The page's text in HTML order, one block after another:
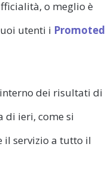
o meglio è
utenti i Promoted
dei risultati di
di ieri, come si
il servizio a tutto il